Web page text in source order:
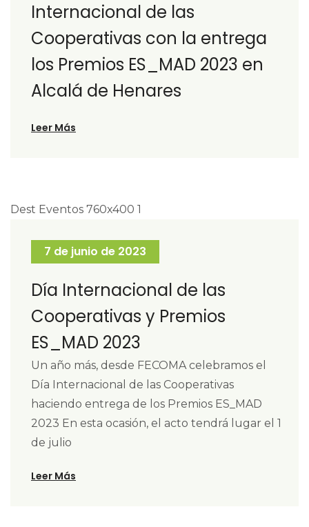
Internacional de las
Cooperativas con la entrega
los Premios ES_MAD 2023 en
Alcalá de Henares
Leer Más
7 de junio de 2023
Día Internacional de las
Cooperativas y Premios
ES_MAD 2023
Un año más, desde FECOMA celebramos el
Día Internacional de las Cooperativas
haciendo entrega de los Premios ES_MAD
2023 En esta ocasión, el acto tendrá lugar el 1
de julio
Leer Más